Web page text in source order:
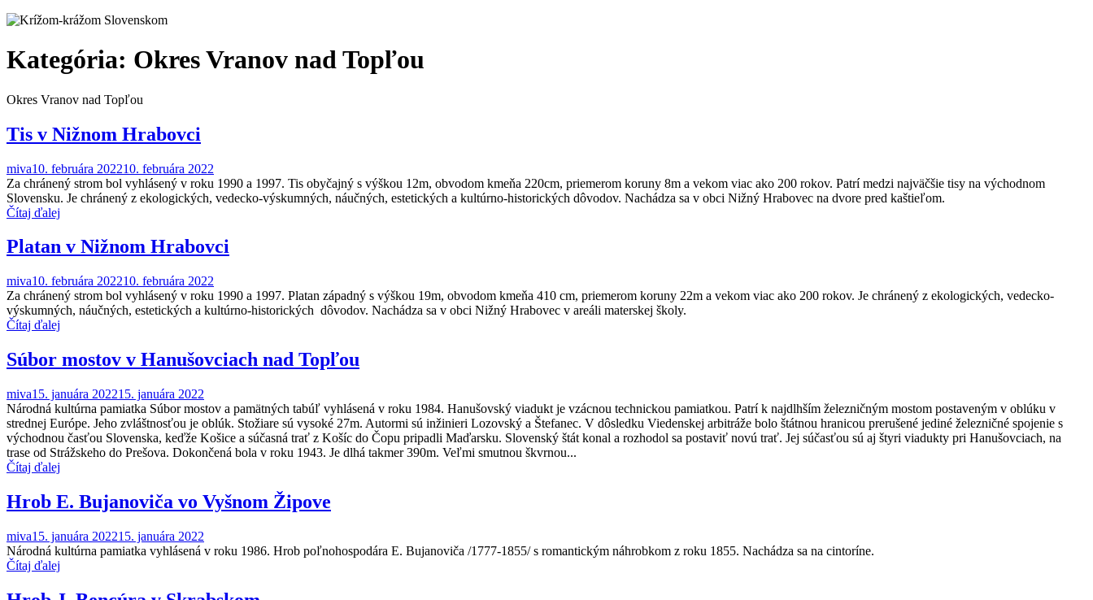
Kategória: Okres Vranov nad Topľou
Okres Vranov nad Topľou
Tis v Nižnom Hrabovci
miva10. februára 202210. februára 2022
Za chránený strom bol vyhlásený v roku 1990 a 1997. Tis obyčajný s výškou 12m, obvodom kmeňa 220cm, priemerom koruny 8m a vekom viac ako 200 rokov. Patrí medzi najväčšie tisy na východnom
Slovensku. Je chránený z ekologických, vedecko-výskumných, náučných, estetických a kultúrno-historických dôvodov. Nachádza sa v obci Nižný Hrabovec na dvore pred kaštieľom.
Čítaj ďalej
Platan v Nižnom Hrabovci
miva10. februára 202210. februára 2022
Za chránený strom bol vyhlásený v roku 1990 a 1997. Platan západný s výškou 19m, obvodom kmeňa 410 cm, priemerom koruny 22m a vekom viac ako 200 rokov. Je chránený z ekologických, vedecko-
výskumných, náučných, estetických a kultúrno-historických dôvodov. Nachádza sa v obci Nižný Hrabovec v areáli materskej školy.
Čítaj ďalej
Súbor mostov v Hanušovciach nad Topľou
miva15. januára 202215. januára 2022
Národná kultúrna pamiatka Súbor mostov a pamätných tabúľ vyhlásená v roku 1984. Hanušovský viadukt je vzácnou technickou pamiatkou. Patrí k najdlhším železničným mostom postaveným v oblúku v
strednej Európe. Jeho zvláštnosťou je oblúk. Stožiare sú vysoké 27m. Autormi sú inžinieri Lozovský a Štefanec. V dôsledku Viedenskej arbitráže bolo štátnou hranicou prerušené jediné železničné spojenie s
východnou časťou Slovenska, keďže Košice a súčasná trať z Košíc do Čopu pripadli Maďarsku. Slovenský štát konal a rozhodol sa postaviť novú trať. Jej súčasťou sú aj štyri viadukty pri Hanušovciach, na
trase od Strážskeho do Prešova. Dokončená bola v roku 1943. Je dlhá takmer 390m. Veľmi smutnou škvrnou...
Čítaj ďalej
Hrob E. Bujanoviča vo Vyšnom Žipove
miva15. januára 202215. januára 2022
Národná kultúrna pamiatka vyhlásená v roku 1986. Hrob poľnohospodára E. Bujanoviča /1777-1855/ s romantickým náhrobkom z roku 1855. Nachádza sa na cintoríne.
Čítaj ďalej